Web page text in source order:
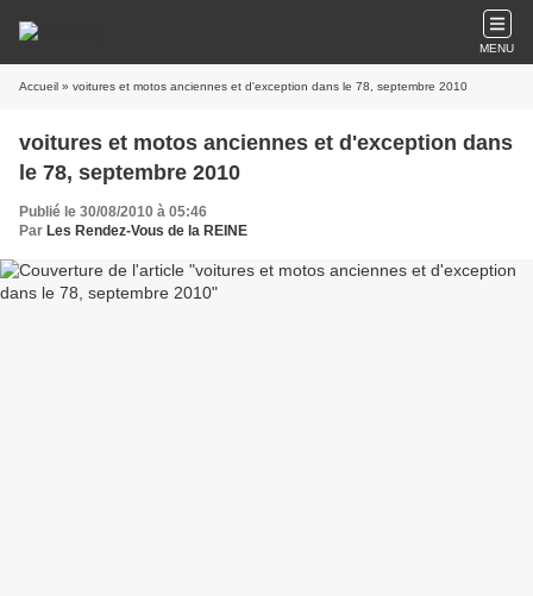
MENU
Accueil » voitures et motos anciennes et d'exception dans le 78, septembre 2010
voitures et motos anciennes et d'exception dans
le 78, septembre 2010
Publié le 30/08/2010 à 05:46
Par Les Rendez-Vous de la REINE